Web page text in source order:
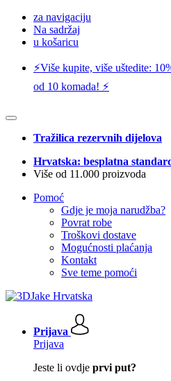
za navigaciju
Na sadržaj
u košaricu
⚡️Više kupite, više uštedite:
od 10 komada! ⚡️
Tražilica rezervnih dijelova
Hrvatska: besplatna
Više od 11.000 proizvoda
Pomoć
Gdje je moja narudžba?
Povrat robe
Troškovi dostave
Mogućnosti plaćanja
Kontakt
Sve teme pomoći
Prijava
Prijava
Jeste li ovdje prvi put?